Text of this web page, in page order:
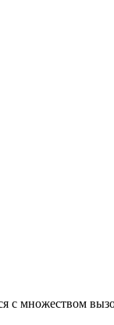
с множеством